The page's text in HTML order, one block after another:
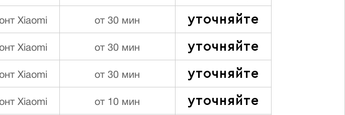
Xiaomi от 30 мин уточняйте
Xiaomi от 30 мин уточняйте
Xiaomi от 30 мин уточняйте
Xiaomi от 10 мин уточняйте